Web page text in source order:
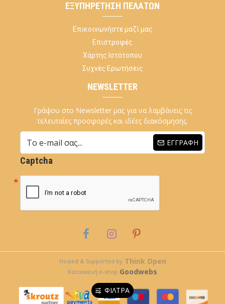
ΕΞΥΠΗΡΈΤΗΣΗ ΠΕΛΑΤΏΝ
Επικοινωνήστε μαζί μας
Επιστροφές
Χάρτης Ιστότοπου
Συχνές Ερωτήσεις
NEWSLETTER
Γράψου στο Newsletter μας για να λαμβάνεις τις
τελευταίες προσφορές και ιδέες διακόσμησης.
ΕΓΓΡΑΦΉ
Captcha
Hosted & Supported by Think Open
Κατασκευή e-shop Goodwebs
ΦΊΛΤΡΑ